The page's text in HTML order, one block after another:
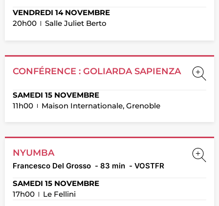
VENDREDI 14 NOVEMBRE
20h00
Salle Juliet Berto
SAMEDI 15 NOVEMBRE
11h00
Maison Internationale, Grenoble
CONFÉRENCE : GOLIARDA SAPIENZA
SAMEDI 15 NOVEMBRE
17h00
Le Fellini
NYUMBA
Francesco Del Grosso - 83 min - VOSTFR